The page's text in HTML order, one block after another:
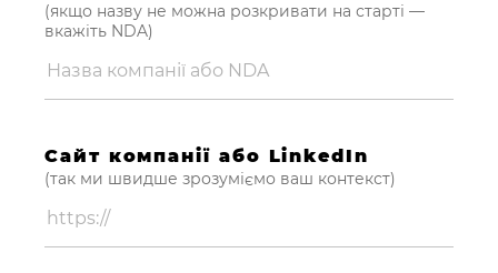
(якщо назву не можна розкривати на старті —
вкажіть NDA)
Сайт компанії або LinkedIn
(так ми швидше зрозуміємо ваш контекст)